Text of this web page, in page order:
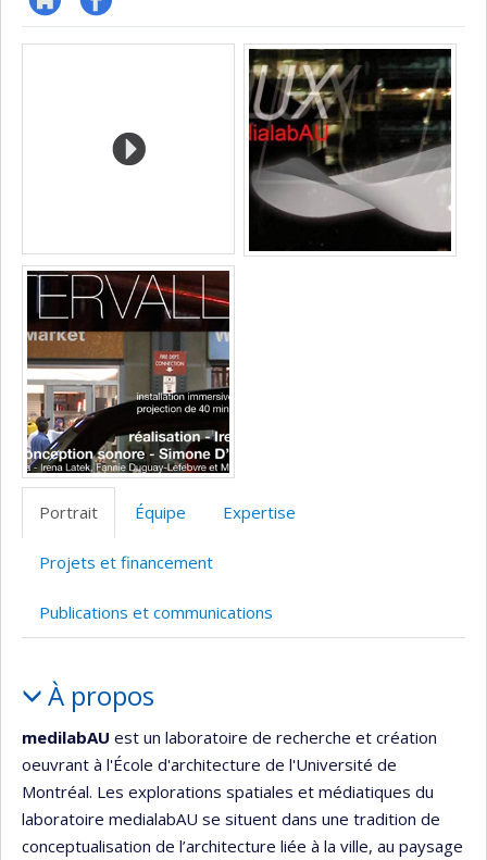
Site
Profil
Médias
Portrait Équipe Expertise
Projets et financement
Publications et communications
Portrait
À propos
medilabAU est un laboratoire de recherche et création
oeuvrant à l'École d'architecture de l'Université de
Montréal. Les explorations spatiales et médiatiques du
laboratoire medialabAU se situent dans une tradition de
conceptualisation de l’architecture liée à la ville, au paysage